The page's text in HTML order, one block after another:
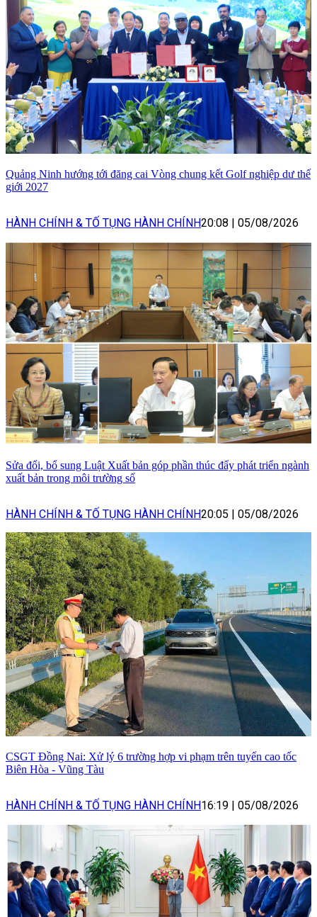
Quảng Ninh hướng tới đăng cai Vòng chung kết Golf nghiệp dư thế
giới 2027
HÀNH CHÍNH & TỐ TỤNG HÀNH CHÍNH20:08 | 05/08/2026
Sửa đổi, bổ sung Luật Xuất bản góp phần thúc đẩy phát triển ngành
xuất bản trong môi trường số
HÀNH CHÍNH & TỐ TỤNG HÀNH CHÍNH20:05 | 05/08/2026
CSGT Đồng Nai: Xử lý 6 trường hợp vi phạm trên tuyến cao tốc
Biên Hòa - Vũng Tàu
HÀNH CHÍNH & TỐ TỤNG HÀNH CHÍNH16:19 | 05/08/2026